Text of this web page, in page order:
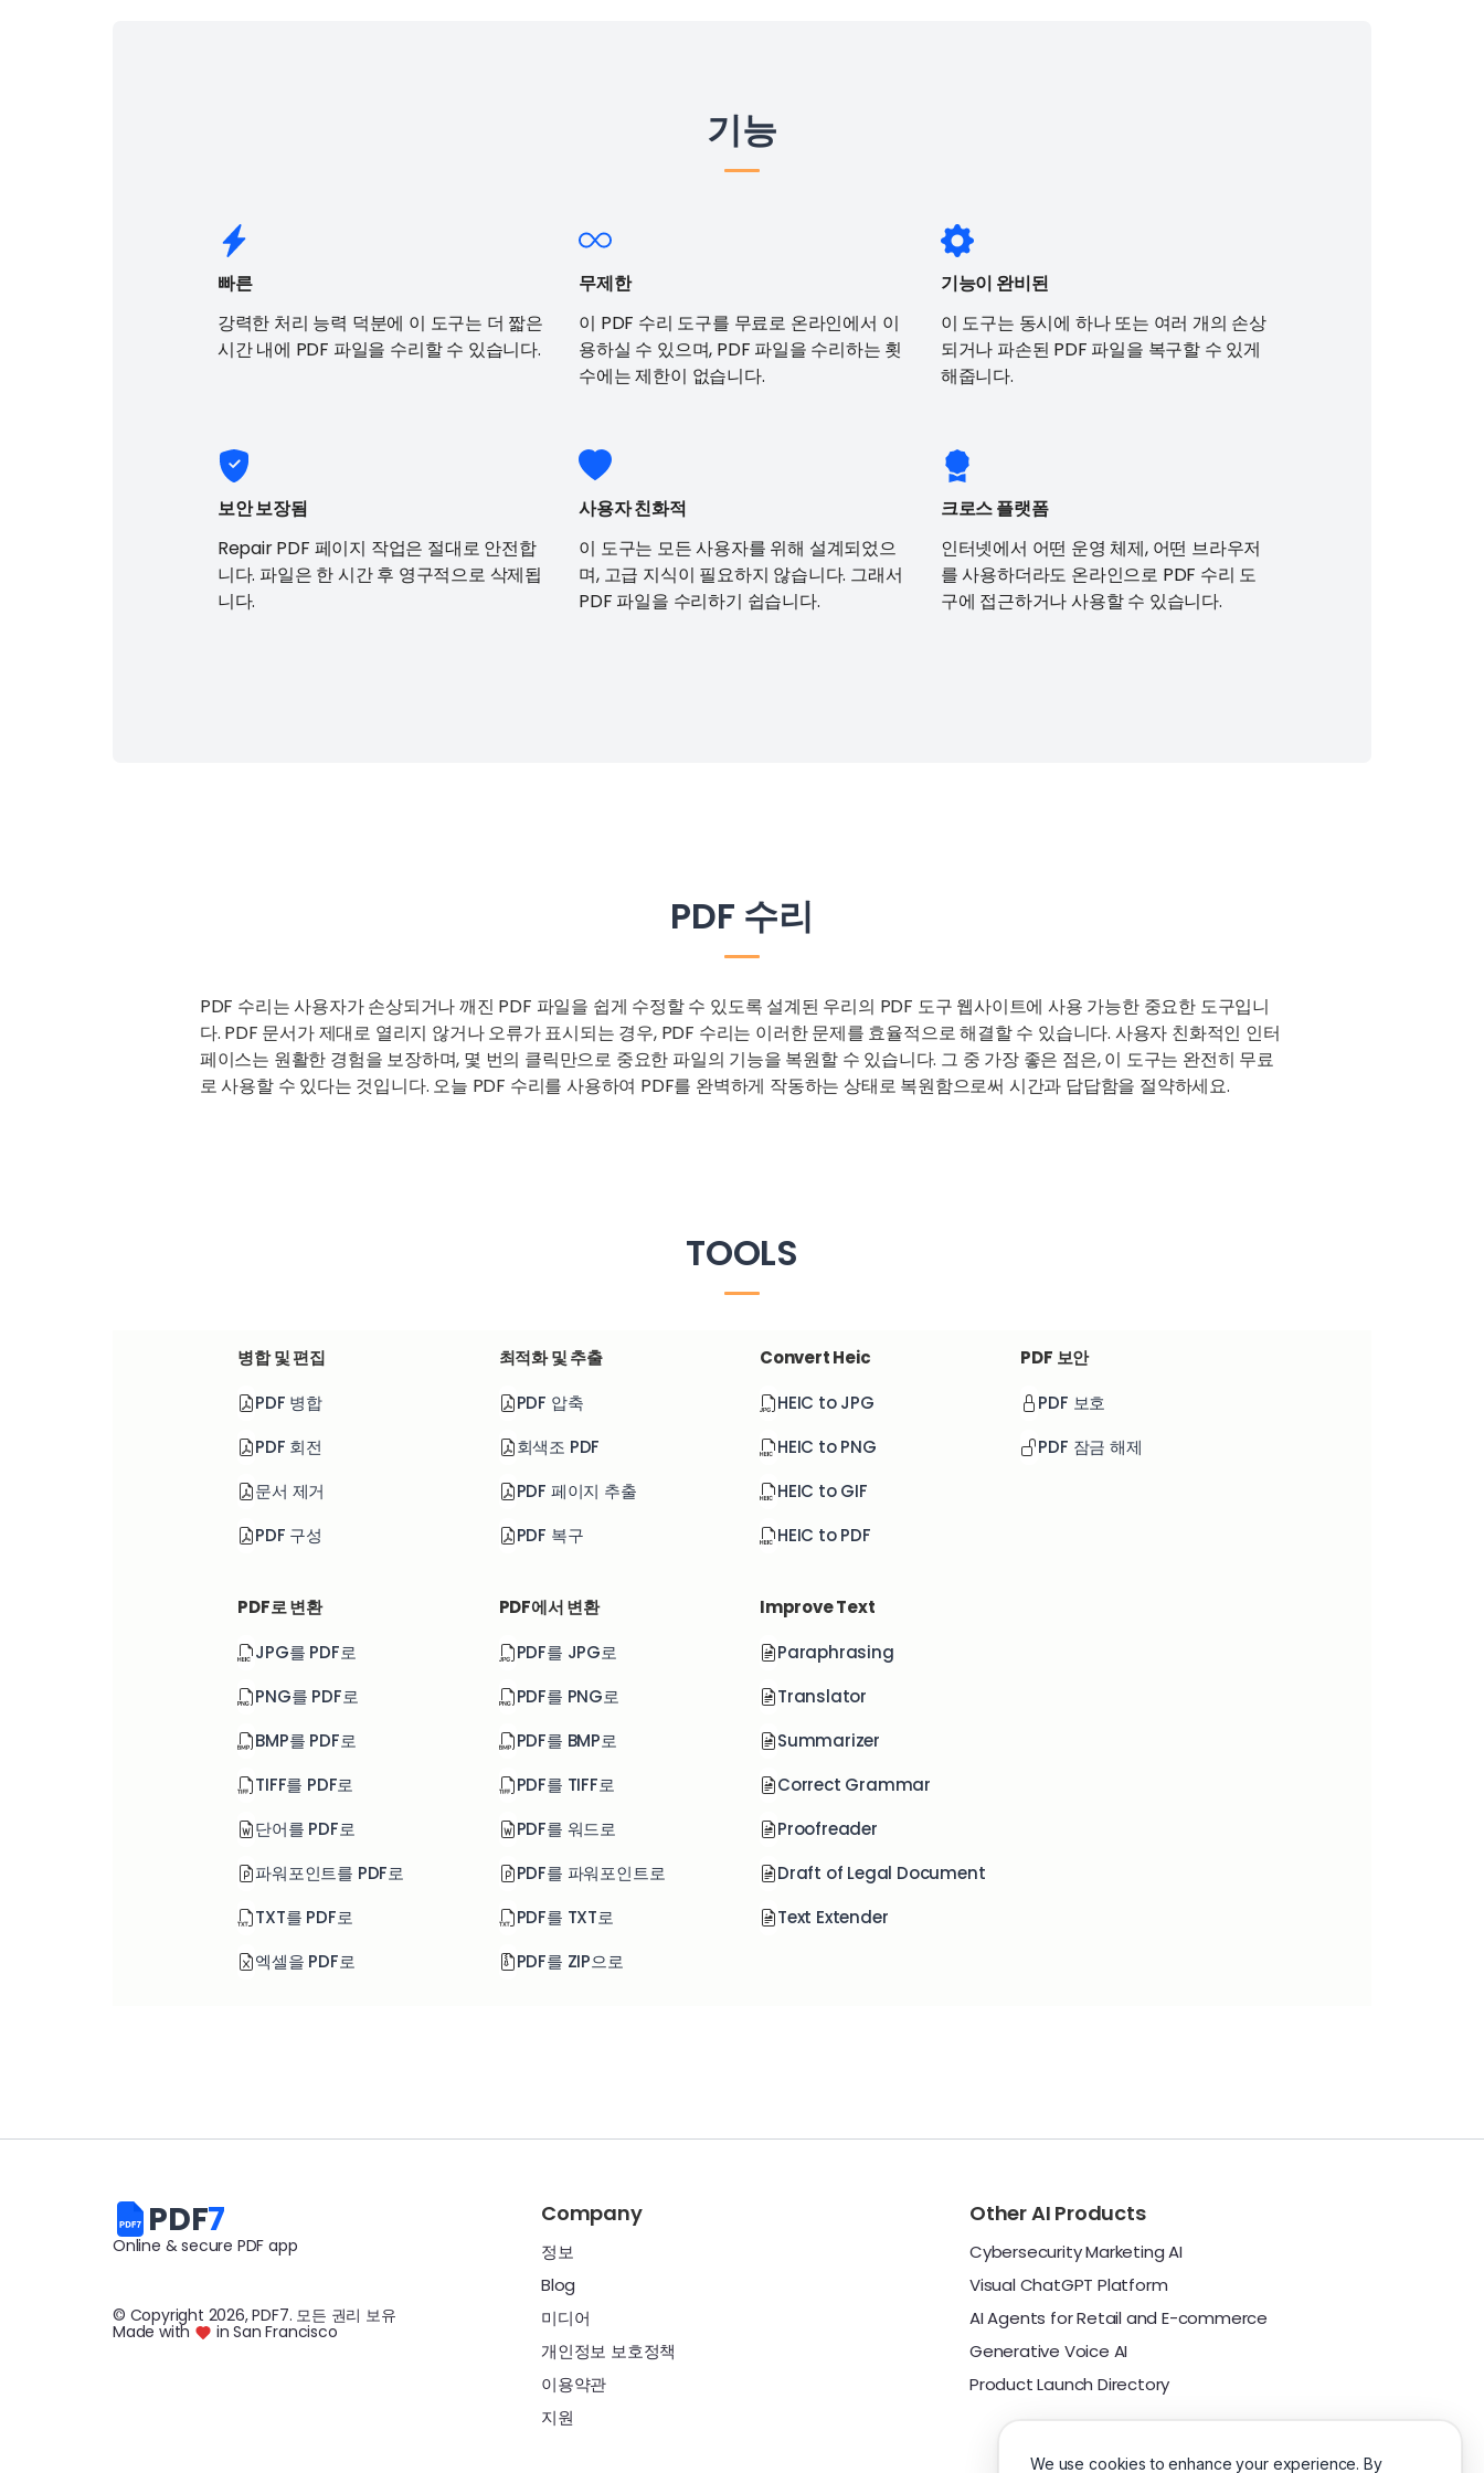
We use cookies to enhance your experience. By
기능
빠른
강력한 처리 능력 덕분에 이 도구는 더 짧은
시간 내에 PDF 파일을 수리할 수 있습니다.
무제한
이 PDF 수리 도구를 무료로 온라인에서 이
용하실 수 있으며, PDF 파일을 수리하는 횟
수에는 제한이 없습니다.
기능이 완비된
이 도구는 동시에 하나 또는 여러 개의 손상
되거나 파손된 PDF 파일을 복구할 수 있게
해줍니다.
보안 보장됨
Repair PDF 페이지 작업은 절대로 안전합
니다. 파일은 한 시간 후 영구적으로 삭제됩
니다.
사용자 친화적
이 도구는 모든 사용자를 위해 설계되었으
며, 고급 지식이 필요하지 않습니다. 그래서
PDF 파일을 수리하기 쉽습니다.
크로스 플랫폼
인터넷에서 어떤 운영 체제, 어떤 브라우저
를 사용하더라도 온라인으로 PDF 수리 도
구에 접근하거나 사용할 수 있습니다.
PDF 수리
PDF 수리는 사용자가 손상되거나 깨진 PDF 파일을 쉽게 수정할 수 있도록 설계된 우리의 PDF 도구 웹사이트에 사용 가능한 중요한 도구입니
다. PDF 문서가 제대로 열리지 않거나 오류가 표시되는 경우, PDF 수리는 이러한 문제를 효율적으로 해결할 수 있습니다. 사용자 친화적인 인터
페이스는 원활한 경험을 보장하며, 몇 번의 클릭만으로 중요한 파일의 기능을 복원할 수 있습니다. 그 중 가장 좋은 점은, 이 도구는 완전히 무료
로 사용할 수 있다는 것입니다. 오늘 PDF 수리를 사용하여 PDF를 완벽하게 작동하는 상태로 복원함으로써 시간과 답답함을 절약하세요.
TOOLS
병합 및 편집
PDF 병합
PDF 회전
문서 제거
PDF 구성
최적화 및 추출
PDF 압축
회색조 PDF
PDF 페이지 추출
PDF 복구
Convert Heic
HEIC to JPG
HEIC to PNG
HEIC to GIF
HEIC to PDF
PDF 보안
PDF 보호
PDF 잠금 해제
PDF로 변환
JPG를 PDF로
PNG를 PDF로
BMP를 PDF로
TIFF를 PDF로
단어를 PDF로
파워포인트를 PDF로
TXT를 PDF로
엑셀을 PDF로
PDF에서 변환
PDF를 JPG로
PDF를 PNG로
PDF를 BMP로
PDF를 TIFF로
PDF를 워드로
PDF를 파워포인트로
PDF를 TXT로
PDF를 ZIP으로
Improve Text
Paraphrasing
Translator
Summarizer
Correct Grammar
Proofreader
Draft of Legal Document
Text Extender
PDF7
Online & secure PDF app
© Copyright 2026, PDF7. 모든 권리 보유
Made with in San Francisco
Company
정보
Blog
미디어
개인정보 보호정책
이용약관
지원
Other AI Products
Cybersecurity Marketing AI
Visual ChatGPT Platform
AI Agents for Retail and E-commerce
Generative Voice AI
Product Launch Directory